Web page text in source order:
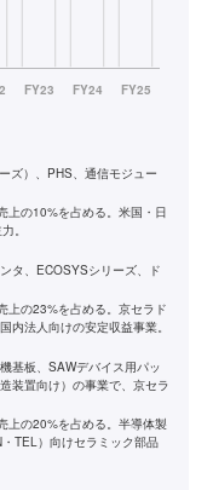
ズ）、PHS、通信モジュー
上の10%を占める。米国・日
。
タ、ECOSYSシリーズ、ド
上の23%を占める。京セラド
内法人向けの安定収益事業。
基板、SAWデバイス用パッ
装置向け）の事業で、京セラ
上の20%を占める。半導体製
TEL）向けセラミック部品